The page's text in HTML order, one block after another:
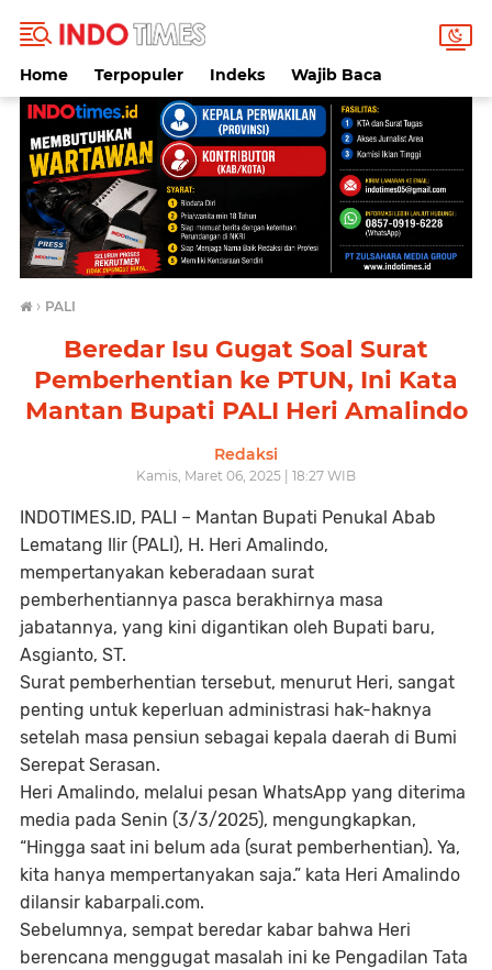
Home Terpopuler Indeks Wajib Baca
› PALI
Beredar Isu Gugat Soal Surat
Pemberhentian ke PTUN, Ini Kata
Mantan Bupati PALI Heri Amalindo
Redaksi
Kamis, Maret 06, 2025 | 18:27 WIB
INDOTIMES.ID, PALI – Mantan Bupati Penukal Abab
Lematang Ilir (PALI), H. Heri Amalindo,
mempertanyakan keberadaan surat
pemberhentiannya pasca berakhirnya masa
jabatannya, yang kini digantikan oleh Bupati baru,
Asgianto, ST.
Surat pemberhentian tersebut, menurut Heri, sangat
penting untuk keperluan administrasi hak-haknya
setelah masa pensiun sebagai kepala daerah di Bumi
Serepat Serasan.
Heri Amalindo, melalui pesan WhatsApp yang diterima
media pada Senin (3/3/2025), mengungkapkan,
“Hingga saat ini belum ada (surat pemberhentian). Ya,
kita hanya mempertanyakan saja.” kata Heri Amalindo
dilansir kabarpali.com.
Sebelumnya, sempat beredar kabar bahwa Heri
berencana menggugat masalah ini ke Pengadilan Tata